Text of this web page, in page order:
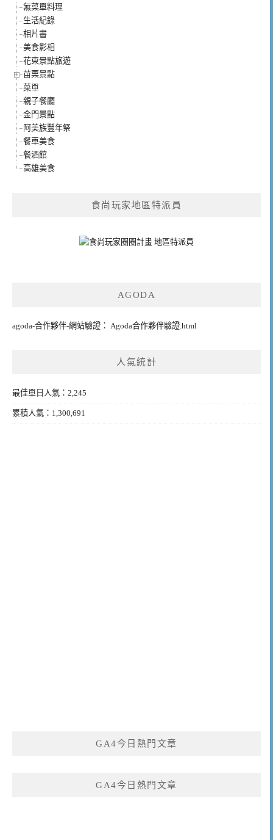
無菜單料理
生活紀錄
相片書
美食影相
花東景點旅遊
苗栗景點
菜單
親子餐廳
金門景點
阿美族豐年祭
餐車美食
餐酒館
高雄美食
食尚玩家地區特派員
AGODA
agoda-合作夥伴-網站驗證： Agoda合作夥伴驗證.html
人氣統計
最佳單日人氣：2,245
累積人氣：1,300,691
GA4今日熱門文章
GA4今日熱門文章